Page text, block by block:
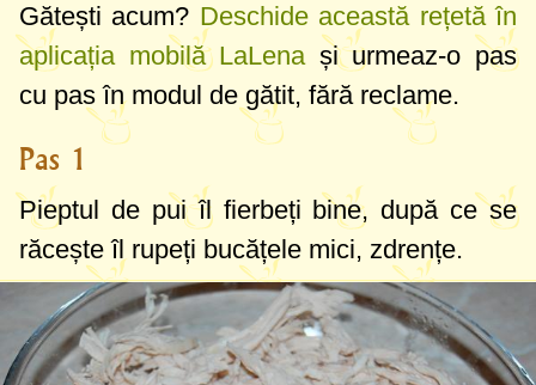
Gătești acum? Deschide această rețetă în
aplicația mobilă LaLenași urmeaz-o pas
cu pas în modul de gătit, fără reclame.
Pas 1
Pieptul de pui îl fierbeți bine, după ce se
răcește îl rupeți bucățele mici, zdrențe.